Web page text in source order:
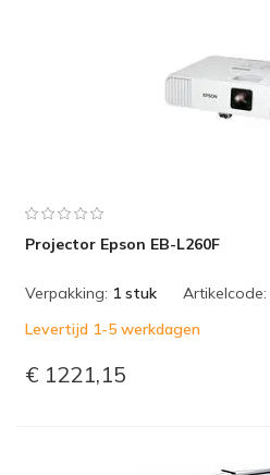
Projector Epson EB-L260F
Verpakking: 1 stuk Artikelcode:
Levertijd 1-5 werkdagen
€ 1221,15